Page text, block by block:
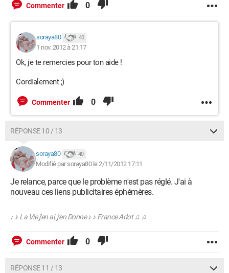
Commenter 0
soraya80 40
1 nov. 2012 à 21:17
Ok, je te remercies pour ton aide !
Cordialement ;)
Commenter 0
RÉPONSE 10 / 13
soraya80 40
Modifié par soraya80 le 2/11/2012 17:11
Je relance, parce que le problème n'est pas réglé. J'ai à
nouveau ces liens publicitaires éphémères.
♪ ♪ La Vie j'en ai, j'en Donne ♪ ♪ France Adot ♫ ♫
Commenter 0
RÉPONSE 11 / 13